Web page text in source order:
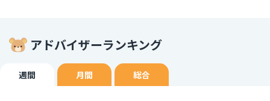
アドバイザーランキング
週間 月間 総合